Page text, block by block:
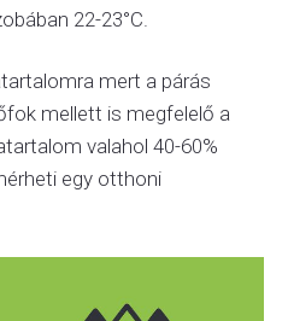
22-23°C.
mert a párás
mellett is megfelelő a
valahol 40-60%
egy otthoni